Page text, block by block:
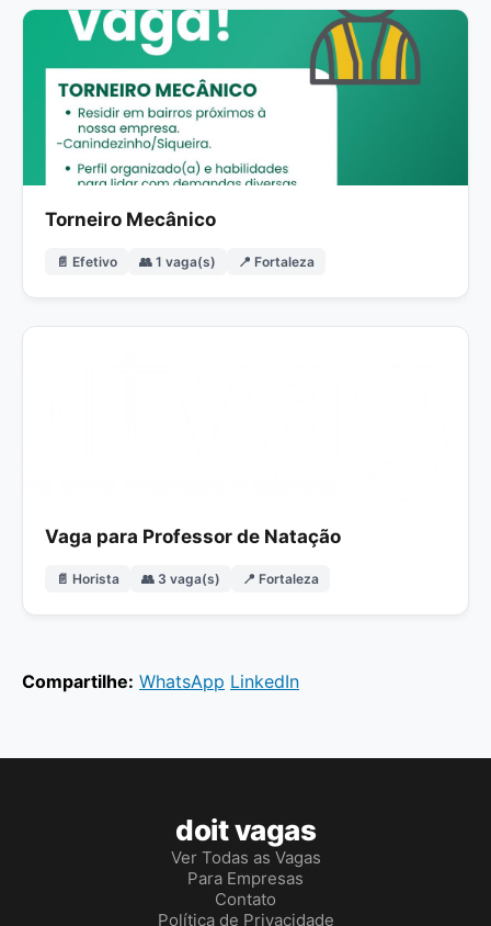
Torneiro Mecânico
📄 Efetivo 👥 1 vaga(s) 📍 Fortaleza
Vaga para Professor de Natação
📄 Horista 👥 3 vaga(s) 📍 Fortaleza
Compartilhe: WhatsApp LinkedIn
doit vagas
Ver Todas as Vagas
Para Empresas
Contato
Política de Privacidade